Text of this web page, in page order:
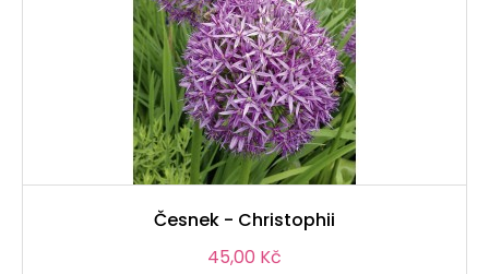
Česnek - Christophii
Cena
45,00 Kč